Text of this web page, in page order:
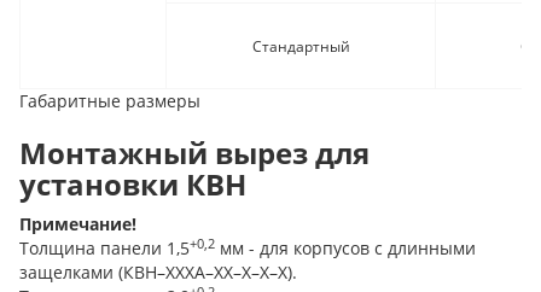
Стандартный
Габаритные размеры
Монтажный вырез для
установки КВН
Примечание!
Толщина панели 1,5+0,2 мм - для корпусов с длинными
защелками (КВН–ХХХА–ХХ–Х–Х–Х).